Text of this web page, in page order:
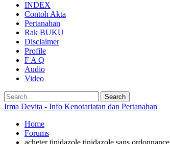
INDEX
Contoh Akta
Pertanahan
Rak BUKU
Disclaimer
Profile
F A Q
Audio
Video
Irma Devita - Info Kenotariatan dan Pertanahan
Home
Forums
acheter tinidazole tinidazole sans ordonnance